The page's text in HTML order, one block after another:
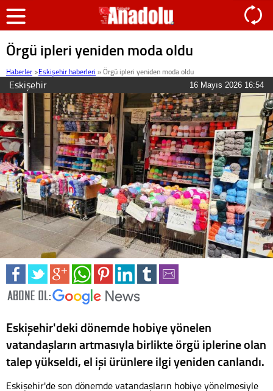
Örgü ipleri yeniden moda oldu
Haberler >Eskişehir haberleri »Örgü ipleri yeniden moda oldu
Eskişehir 16 Mayıs 2026 16:54
Eskişehir'deki dönemde hobiye yönelen
vatandaşların artmasıyla birlikte örgü iplerine olan
talep yükseldi, el işi ürünlere ilgi yeniden canlandı.
Eskişehir'de son dönemde vatandaşların hobiye yönelmesiyle